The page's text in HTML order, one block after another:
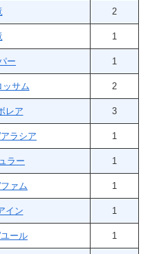
2
1
ー 1
ッサム 2
レア 3
ラシア 1
ラー 1
ァム 1
イン 1
ール 1